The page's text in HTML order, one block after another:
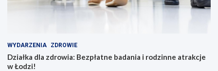
WYDARZENIA ZDROWIE
Działka dla zdrowia: Bezpłatne badania i rodzinne atrakcje
w Łodzi!